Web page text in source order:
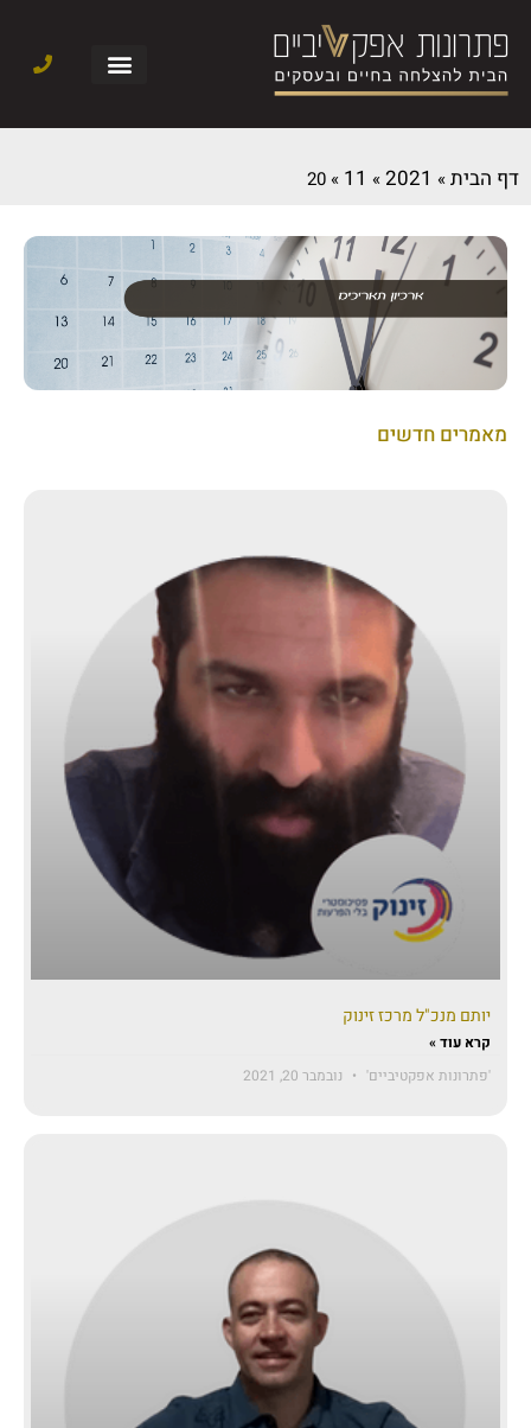
דף הבית»
2021
»
11
»
מאמרים חדשים
יותם מנכ"ל מרכז זינוק
קרא עוד »
'פתרונות אפקטיביים'
נובמבר 20, 2021